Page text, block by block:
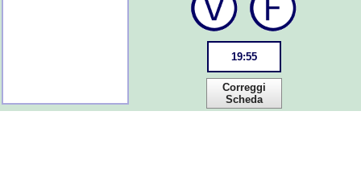
19:55
Correggi
Scheda